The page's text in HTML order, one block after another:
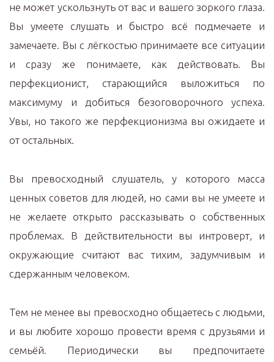
не может ускользнуть от вас и вашего зоркого глаза.
Вы умеете слушать и быстро всё подмечаете и
замечаете. Вы с лёгкостью принимаете все ситуации
и сразу же понимаете, как действовать. Вы
перфекционист, старающийся выложиться по
максимуму и добиться безоговорочного успеха.
Увы, но такого же перфекционизма вы ожидаете и
от остальных.
Вы превосходный слушатель, у которого масса
ценных советов для людей, но сами вы не умеете и
не желаете открыто рассказывать о собственных
проблемах. В действительности вы интроверт, и
окружающие считают вас тихим, задумчивым и
сдержанным человеком.
Тем не менее вы превосходно общаетесь с людьми,
и вы любите хорошо провести время с друзьями и
семьёй. Периодически вы предпочитаете